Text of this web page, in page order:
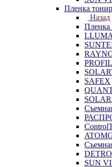
Пленка
Назад
Пленка
SAFEX
SUN